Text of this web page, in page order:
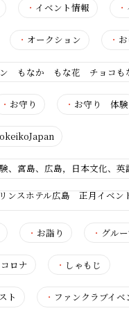
・ イベント情報 ・
・ オークション ・
ン もなか もな花 チョコも
・ お守り ・ お守り 体験
、宮島、広島，日本文化、英
ンスホテル広島 正月イベ
・ お詣り ・ グル
コロナ ・ しゃもじ
ト ・ ファンクラブイベ